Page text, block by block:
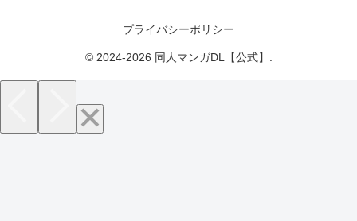
プライバシーポリシー
© 2024-2026 同人マンガDL【公式】.